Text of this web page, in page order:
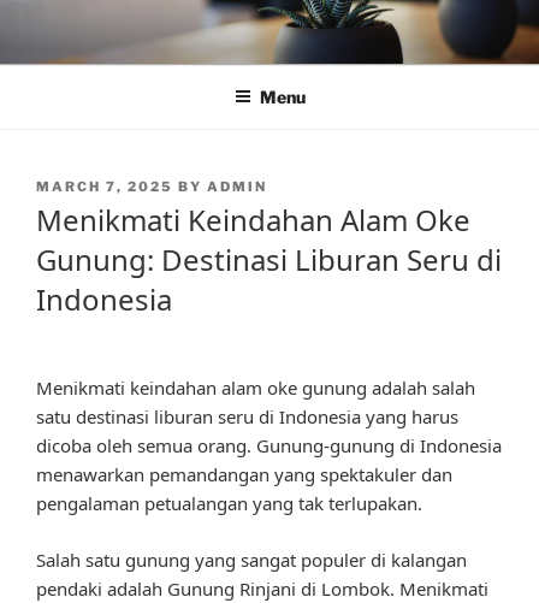
content
Menu
POSTED
MARCH 7, 2025 BY ADMIN
Menikmati Keindahan Alam Oke
Gunung: Destinasi Liburan Seru di
Indonesia
Menikmati keindahan alam oke gunung adalah salah
satu destinasi liburan seru di Indonesia yang harus
dicoba oleh semua orang. Gunung-gunung di Indonesia
menawarkan pemandangan yang spektakuler dan
pengalaman petualangan yang tak terlupakan.
Salah satu gunung yang sangat populer di kalangan
pendaki adalah Gunung Rinjani di Lombok. Menikmati